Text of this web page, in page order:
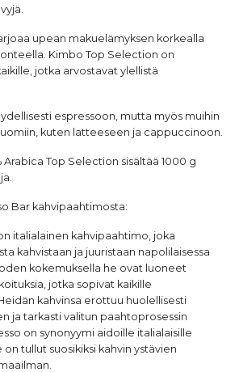
upean makuelämyksen korkealla
Kimbo Top Selection on
jotka arvostavat ylellistä
espressoon, mutta myös muihin
kuten latteeseen ja cappuccinoon.
Arabica Top Selection sisältää 1000 g
Bar kahvipaahtimosta:
italialainen kahvipaahtimo, joka
kahvistaan ja juuristaan napolilaisessa
kokemuksella he ovat luoneet
jotka sopivat kaikille
kahvinsa erottuu huolellisesti
ja tarkasti valitun paahtoprosessin
on synonyymi aidoille italialaisille
on tullut suosikiksi kahvin ystävien